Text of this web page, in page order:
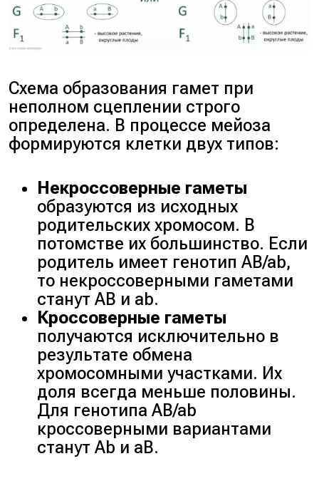
Схема образования гамет при
неполном сцеплении строго
определена. В процессе мейоза
формируются клетки двух типов:
Некроссоверные гаметы
образуются из исходных
родительских хромосом. В
потомстве их большинство. Если
родитель имеет генотип AB/ab,
то некроссоверными гаметами
станут AB и ab.
Кроссоверные гаметы
получаются исключительно в
результате обмена
хромосомными участками. Их
доля всегда меньше половины.
Для генотипа AB/ab
кроссоверными вариантами
станут Ab и aB.